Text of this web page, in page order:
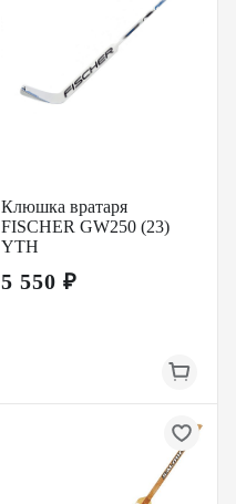
Клюшка вратаря
FISCHER GW250 (23)
YTH
5 550 ₽